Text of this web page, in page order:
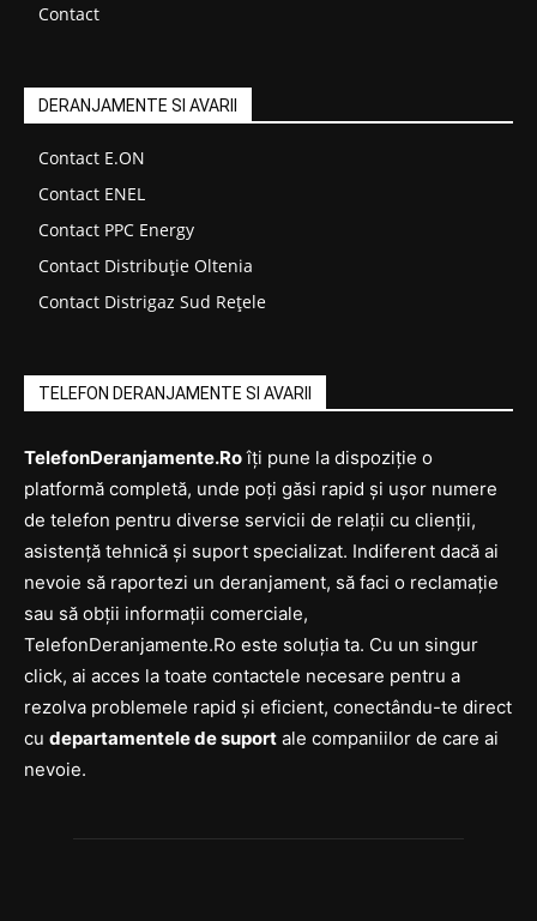
Contact
DERANJAMENTE SI AVARII
Contact E.ON
Contact ENEL
Contact PPC Energy
Contact Distribuție Oltenia
Contact Distrigaz Sud Rețele
TELEFON DERANJAMENTE SI AVARII
TelefonDeranjamente.Roîți pune la dispoziție o
platformă completă, unde poți găsi rapid și ușor numere
de telefon pentru diverse servicii de relații cu clienții,
asistență tehnică și suport specializat. Indiferent dacă ai
nevoie să raportezi un deranjament, să faci o reclamație
sau să obții informații comerciale,
TelefonDeranjamente.Ro este soluția ta. Cu un singur
click, ai acces la toate contactele necesare pentru a
rezolva problemele rapid și eficient, conectându-te direct
cu departamentele de suport ale companiilor de care ai
nevoie.